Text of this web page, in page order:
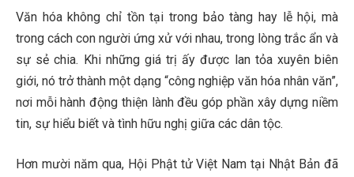
Văn hóa không chỉ tồn tại trong bảo tàng hay lễ hội, mà
trong cách con người ứng xử với nhau, trong lòng trắc ẩn và
sự sẻ chia. Khi những giá trị ấy được lan tỏa xuyên biên
giới, nó trở thành một dạng “công nghiệp văn hóa nhân văn”,
nơi mỗi hành động thiện lành đều góp phần xây dựng niềm
tin, sự hiểu biết và tình hữu nghị giữa các dân tộc.
Hơn mười năm qua, Hội Phật tử Việt Nam tại Nhật Bản đã